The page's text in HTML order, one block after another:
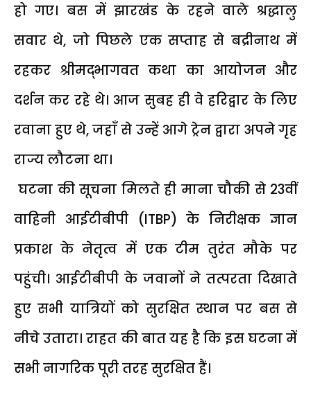
हो गए। बस में झारखंड के रहने वाले श्रद्धालु
सवार थे, जो पिछले एक सप्ताह से बद्रीनाथ में
रहकर श्रीमद्भागवत कथा का आयोजन और
दर्शन कर रहे थे। आज सुबह ही वे हरिद्वार के लिए
रवाना हुए थे, जहाँ से उन्हें आगे ट्रेन द्वारा अपने गृह
राज्य लौटना था।
घटना की सूचना मिलते ही माना चौकी से 23वीं
वाहिनी आईटीबीपी (ITBP) के निरीक्षक ज्ञान
प्रकाश के नेतृत्व में एक टीम तुरंत मौके पर
पहुंची। आईटीबीपी के जवानों ने तत्परता दिखाते
हुए सभी यात्रियों को सुरक्षित स्थान पर बस से
नीचे उतारा। राहत की बात यह है कि इस घटना में
सभी नागरिक पूरी तरह सुरक्षित हैं।